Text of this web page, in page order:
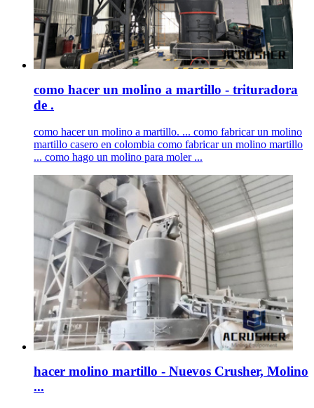
como hacer un molino a martillo - trituradora
de .
como hacer un molino a martillo. ... como fabricar un molino
martillo casero en colombia como fabricar un molino martillo
... como hago un molino para moler ...
hacer molino martillo - Nuevos Crusher, Molino
...